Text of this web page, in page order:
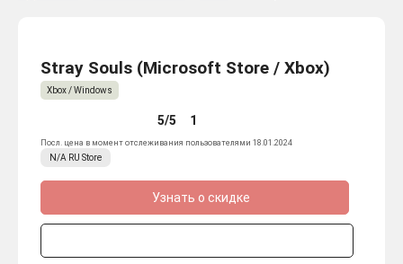
Stray Souls (Microsoft Store / Xbox)
Xbox / Windows
5/5 1
Посл. цена в момент отслеживания пользователями 18.01.2024
N/A RU Store
Узнать о скидке